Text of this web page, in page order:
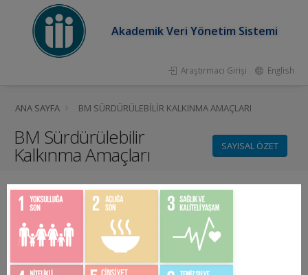
Akademik Veri Yönetim Sistemi
Araştırmacı Girişi English
ANA SAYFA BM SÜRDÜRÜLEBILIR KALKINMA AMAÇLARI
BM Sürdürülebilir
Kalkınma Amaçları SAYISAL ÖZET